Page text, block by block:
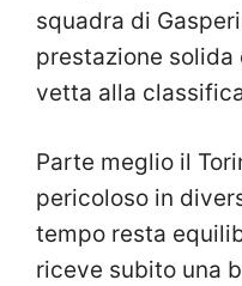
squadra di
prestazione solida
vetta alla
Parte meglio il
pericoloso in
tempo resta
riceve subito una